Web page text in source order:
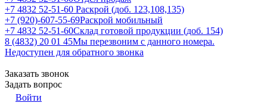
+7 4832 52-51-60 Раскрой (доб. 123,108,135)
+7 (920)-607-55-69Раскрой мобильный
+7 4832 52-51-60Склад готовой продукции (доб. 154)
8 (4832) 20 01 45Мы перезвоним с данного номера.
Недоступен для обратного звонка
Заказать звонок
Задать вопрос
Войти